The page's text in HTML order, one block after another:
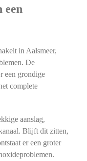
een
in Aalsmeer,
De
een grondige
complete
aanslag,
Blijft dit zitten,
er een groter